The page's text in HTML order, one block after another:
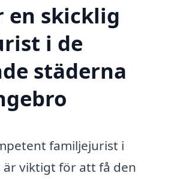
en skicklig
i de
städerna
familjejurist i
är viktigt för att få den